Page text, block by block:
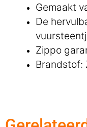
Gemaakt
De
Zippo
Brandstof: